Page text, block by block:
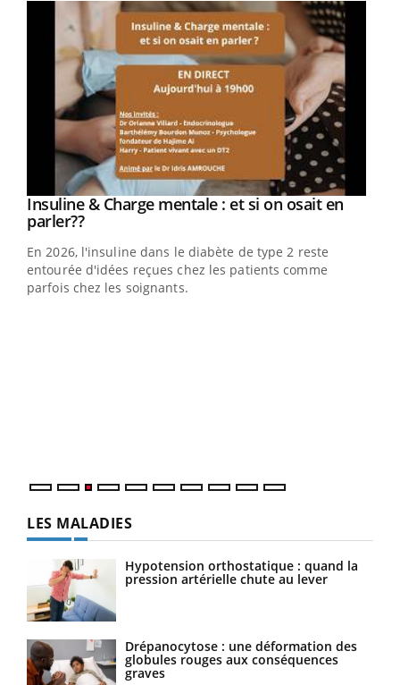
Youtube
Insuline & Charge mentale : et si on osait en
parler??Youtube
En 2026, l'insuline dans le diabète de type 2 reste
entourée d'idées reçues chez les patients comme
parfois chez les soignants.
Youtube
Eczéma Chronique des Mains : se préparer
pour l’été ! Youtube
L'été arrive… et avec lui, un tout nouveau rythme de vie !
Vacances, plage, piscine, soleil, activités en plein air…
Nos mains sont ...
LES MALADIES
Hypotension orthostatique : quand la
pression artérielle chute au lever
Drépanocytose : une déformation des
globules rouges aux conséquences
graves